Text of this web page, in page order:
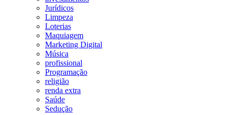
Jurídicos
Limpeza
Loterias
Maquiagem
Marketing Digital
Música
profissional
Programação
religião
renda extra
Saúde
Sedução